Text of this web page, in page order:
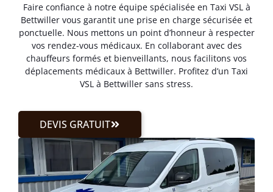
Faire confiance à notre équipe spécialisée en Taxi VSL à
Bettwiller vous garantit une prise en charge sécurisée et
ponctuelle. Nous mettons un point d’honneur à respecter
vos rendez-vous médicaux. En collaborant avec des
chauffeurs formés et bienveillants, nous facilitons vos
déplacements médicaux à Bettwiller. Profitez d’un Taxi
VSL à Bettwiller sans stress.
DEVIS GRATUIT